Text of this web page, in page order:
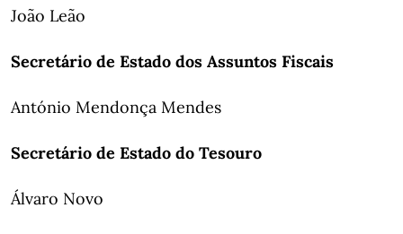
João Leão
Secretário de Estado dos Assuntos Fiscais
António Mendonça Mendes
Secretário de Estado do Tesouro
Álvaro Novo